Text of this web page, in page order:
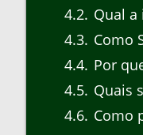
4.2 Qual
4.3 Como
4.4 Por
4.5 Quais
4.6 Como